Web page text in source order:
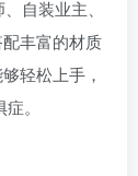
自装业主、
丰富的材质
轻松上手，
。